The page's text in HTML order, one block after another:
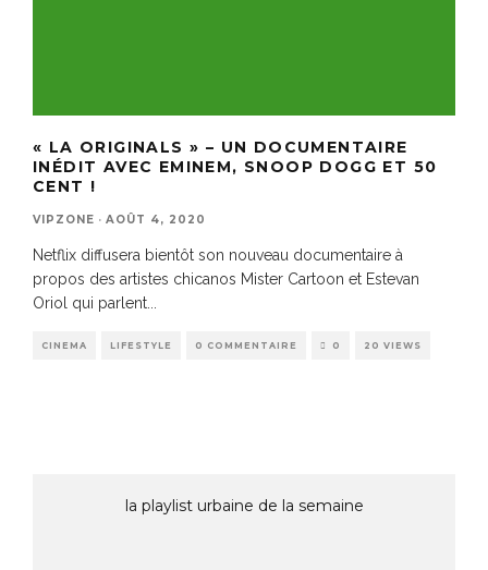
« LA ORIGINALS » – UN DOCUMENTAIRE
INÉDIT AVEC EMINEM, SNOOP DOGG ET 50
CENT !
VIPZONE · AOÛT 4, 2020
Netflix diffusera bientôt son nouveau documentaire à
propos des artistes chicanos Mister Cartoon et Estevan
Oriol qui parlent...
CINEMA LIFESTYLE 0 COMMENTAIRE 0 20 VIEWS
la playlist urbaine de la semaine